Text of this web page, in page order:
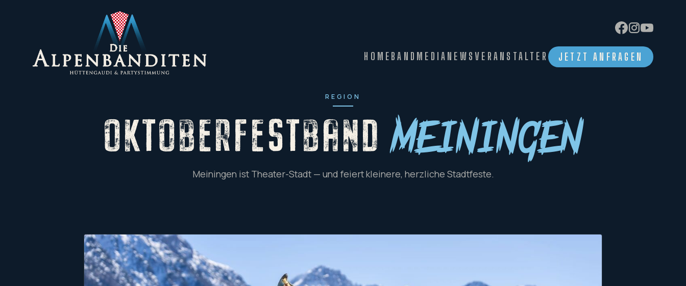
HOME BAND MEDIA NEWS VERANSTALTER JETZT ANFRAGEN
REGION
OKTOBERFESTBAND Meiningen
Meiningen ist Theater-Stadt — und feiert kleinere, herzliche Stadtfeste.